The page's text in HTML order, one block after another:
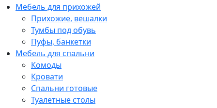
Мебель для прихожей
Прихожие, вешалки
Тумбы под обувь
Пуфы, банкетки
Мебель для спальни
Комоды
Кровати
Спальни готовые
Туалетные столы